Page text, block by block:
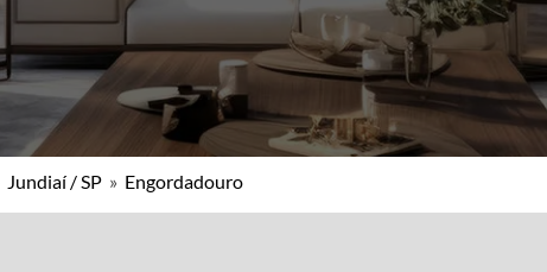
Jundiaí / SP » Engordadouro